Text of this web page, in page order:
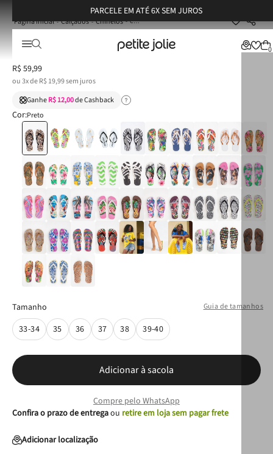
PARCELE EM ATÉ 6X SEM JUROS
0
Calçados Chinelos Chinelo Petite Jolie Fresh Preto/Onça 5 PJ6969
Chinelo Petite Jolie Fresh Preto/Onça 5 PJ6969
R$ 59,99
ou3x deR$ 19,99sem juros
GanheR$ 12,00de Cashback
Cor:Preto
Guia de tamanhos
Tamanho
33-34
35 36 37 38 39-40
Adicionar à sacola
Compre pelo WhatsApp
Confira o prazo de entregaou retire em loja sem pagar frete
Adicionar localização